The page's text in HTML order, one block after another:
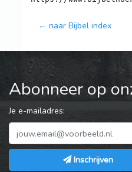
← naar Bijbel index
Abonneer op
Je e-mailadres:
Inschrijven